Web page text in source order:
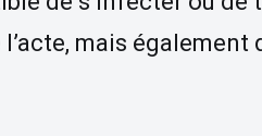
mais